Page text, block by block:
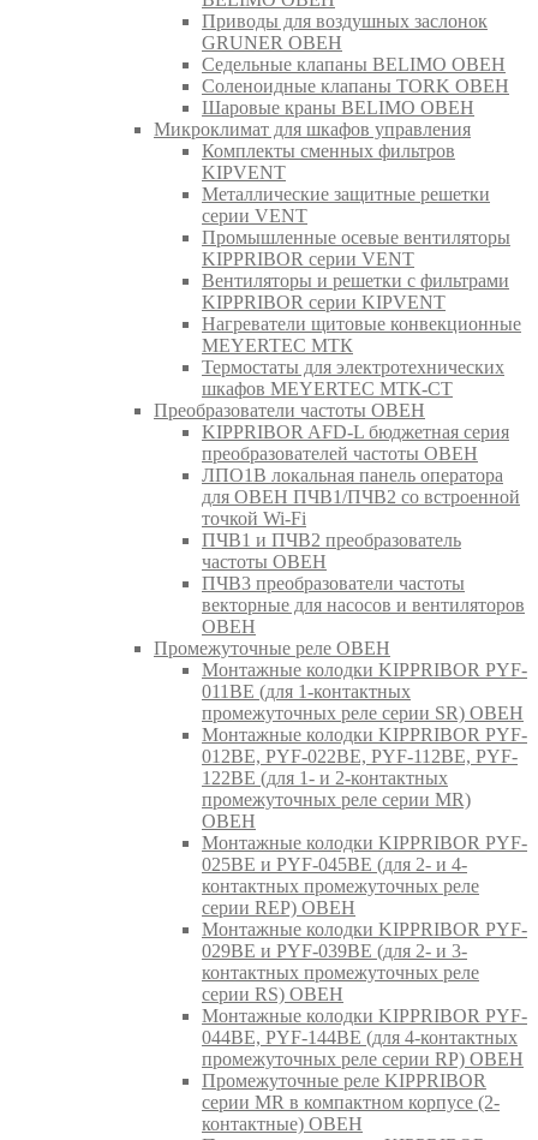
Приводы для воздушных заслонок
GRUNER ОВЕН
Седельные клапаны BELIMO ОВЕН
Соленоидные клапаны TORK ОВЕН
Шаровые краны BELIMO ОВЕН
Микроклимат для шкафов управления
Комплекты сменных фильтров
KIPVENT
Металлические защитные решетки
серии VENT
Промышленные осевые вентиляторы
KIPPRIBOR серии VENT
Вентиляторы и решетки с фильтрами
KIPPRIBOR серии KIPVENT
Нагреватели щитовые конвекционные
MEYERTEC МТК
Термостаты для электротехнических
шкафов MEYERTEC МТК-СТ
Преобразователи частоты ОВЕН
KIPPRIBOR AFD-L бюджетная серия
преобразователей частоты ОВЕН
ЛПО1В локальная панель оператора
для ОВЕН ПЧВ1/ПЧВ2 со встроенной
точкой Wi-Fi
ПЧВ1 и ПЧВ2 преобразователь
частоты ОВЕН
ПЧВ3 преобразователи частоты
векторные для насосов и вентиляторов
ОВЕН
Промежуточные реле ОВЕН
Монтажные колодки KIPPRIBOR PYF-
011BE (для 1-контактных
промежуточных реле серии SR) ОВЕН
Монтажные колодки KIPPRIBOR PYF-
012BE, PYF-022BE, PYF-112BE, PYF-
122BE (для 1- и 2-контактных
промежуточных реле серии MR)
ОВЕН
Монтажные колодки KIPPRIBOR PYF-
025BE и PYF-045BE (для 2- и 4-
контактных промежуточных реле
серии REP) ОВЕН
Монтажные колодки KIPPRIBOR PYF-
029BE и PYF-039BE (для 2- и 3-
контактных промежуточных реле
серии RS) ОВЕН
Монтажные колодки KIPPRIBOR PYF-
044BE, PYF-144BE (для 4-контактных
промежуточных реле серии RP) ОВЕН
Промежуточные реле KIPPRIBOR
серии MR в компактном корпусе (2-
контактные) ОВЕН